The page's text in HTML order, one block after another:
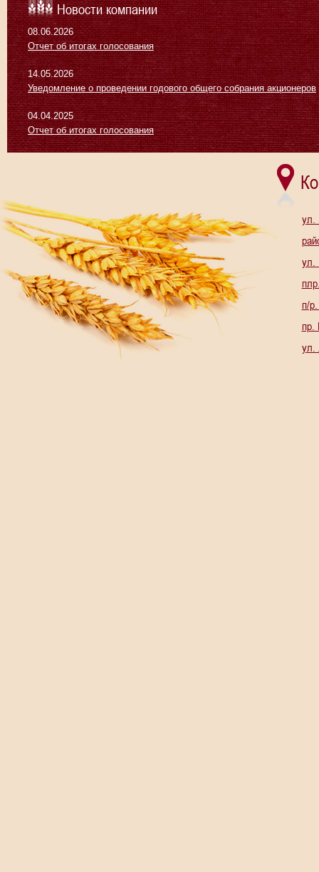
Новости компании
08.06.2026
Отчет об итогах голосования
14.05.2026
Уведомление о проведении годового общего собрания акционеров
04.04.2025
Отчет об итогах голосования
ул.
ул.
п/
пр.
ул.